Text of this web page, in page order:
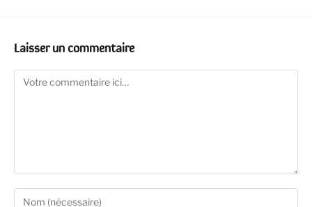
Laisser un commentaire